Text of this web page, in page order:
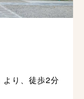
より、徒歩2分